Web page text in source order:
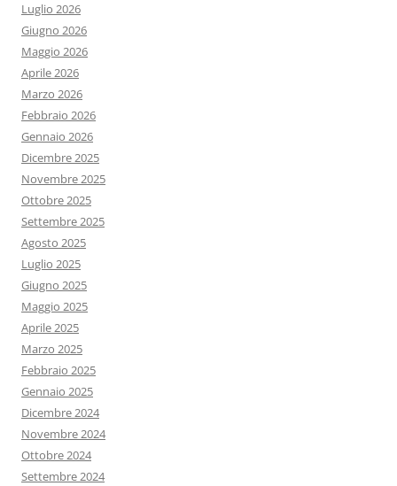
Luglio 2026
Giugno 2026
Maggio 2026
Aprile 2026
Marzo 2026
Febbraio 2026
Gennaio 2026
Dicembre 2025
Novembre 2025
Ottobre 2025
Settembre 2025
Agosto 2025
Luglio 2025
Giugno 2025
Maggio 2025
Aprile 2025
Marzo 2025
Febbraio 2025
Gennaio 2025
Dicembre 2024
Novembre 2024
Ottobre 2024
Settembre 2024